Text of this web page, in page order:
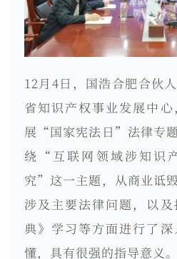
12月4日，国浩合肥合伙人
省知识产权事业发展中
展“国家宪法日”法律专
绕“互联网领域涉知识
究”这一主题，从商业诋
涉及主要法律问题，以
典》学习等方面进行了
懂，具有很强的指导意义。